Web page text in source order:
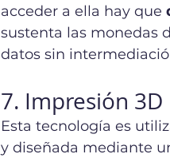
acceder a ella hay que
sustenta las monedas
datos sin
7. Impresión 3D
Esta tecnología es
y diseñada mediante